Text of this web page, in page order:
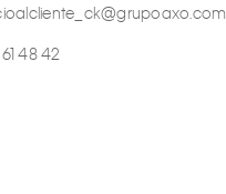
48 42